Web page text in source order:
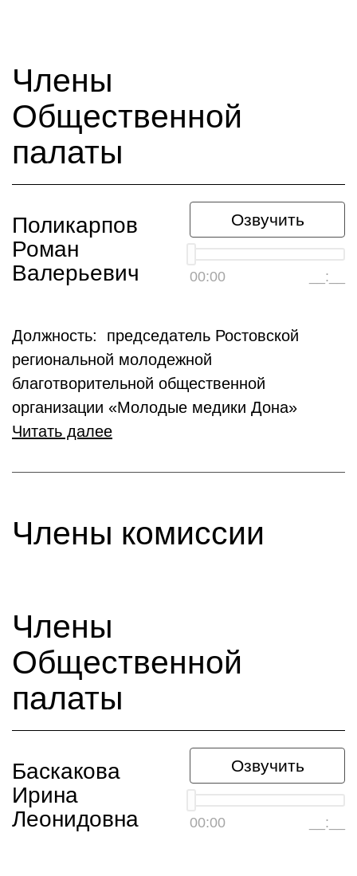
Члены
Общественной
палаты
Озвучить
00:00 __:__
Поликарпов
Роман
Валерьевич
Должность: председатель Ростовской
региональной молодежной
благотворительной общественной
организации «Молодые медики Дона»
Читать далее
Члены комиссии
Члены
Общественной
палаты
Озвучить
00:00 __:__
Баскакова
Ирина
Леонидовна